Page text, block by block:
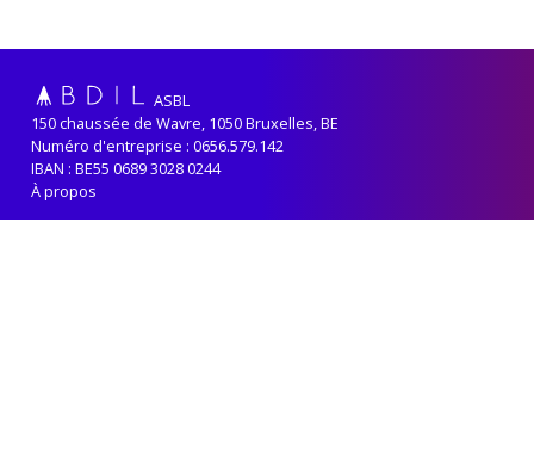
ASBL
150 chaussée de Wavre, 1050 Bruxelles, BE
Numéro d'entreprise : 0656.579.142
IBAN : BE55 0689 3028 0244
À propos
Adhérer